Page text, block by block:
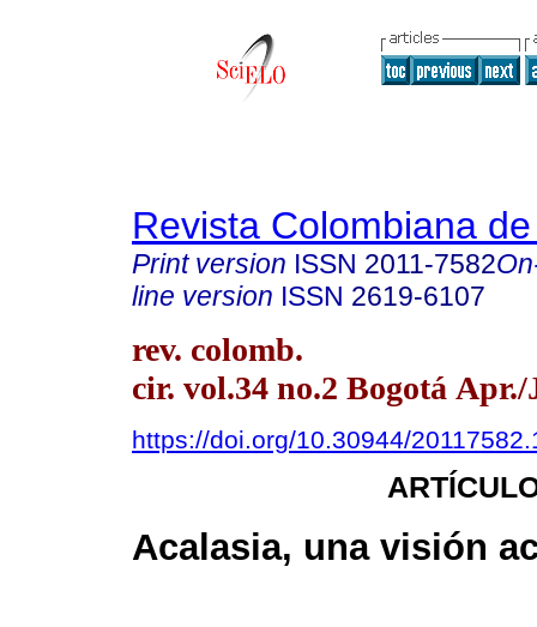
Revista Colombiana
Print version ISSN 2011-7582
line version ISSN 2619-6107
rev. colomb.
cir. vol.34 no.2 Bogotá Apr./
https://doi.org/10.30944/
Acalasia, una visión